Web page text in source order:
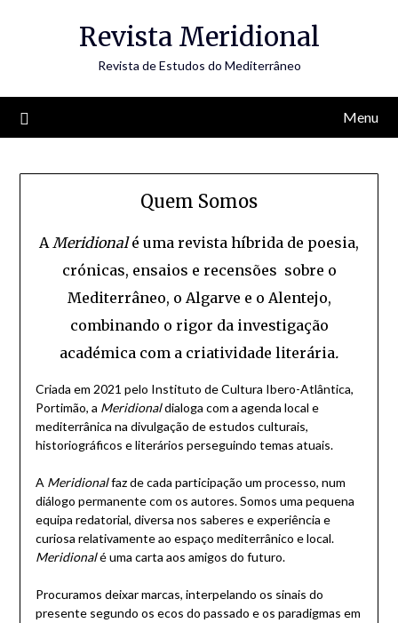
Revista Meridional
Revista de Estudos do Mediterrâneo
Menu
Quem Somos
AMeridionalé uma revista híbrida de poesia,
crónicas, ensaios e recensões sobre o
Mediterrâneo, o Algarve e o Alentejo,
combinando o rigor da investigação
académica com a criatividade literária.
Criada em 2021 pelo Instituto de Cultura Ibero-Atlântica,
Portimão, a Meridionaldialoga com a agenda local e
mediterrânica na divulgação de estudos culturais,
historiográficos e literários perseguindo temas atuais.
A Meridionalfaz de cada participação um processo, num
diálogo permanente com os autores. Somos uma pequena
equipa redatorial, diversa nos saberes e experiência e
curiosa relativamente ao espaço mediterrânico e local.
Meridionalé uma carta aos amigos do futuro.
Procuramos deixar marcas, interpelando os sinais do
presente segundo os ecos do passado e os paradigmas em